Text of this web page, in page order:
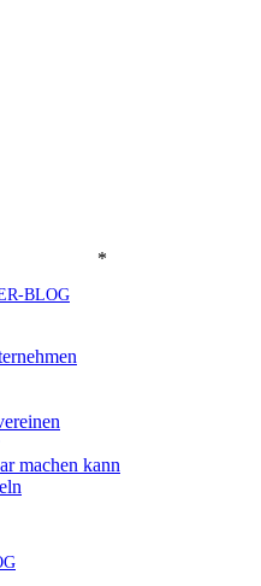
*
BLOG
machen kann